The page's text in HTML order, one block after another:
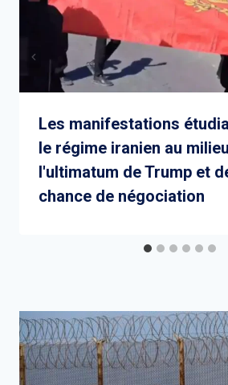
Les manifestations
le régime iranien au
l'ultimatum de Trump et
chance de négociation